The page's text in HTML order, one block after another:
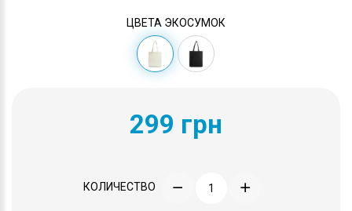
ЦВЕТА ЭКОСУМОК
299 грн
КОЛИЧЕСТВО